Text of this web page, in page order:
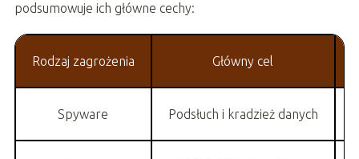
podsumowuje ich główne cechy:
Rodzaj zagrożenia Główny cel
Spyware Podsłuch i kradzież danych